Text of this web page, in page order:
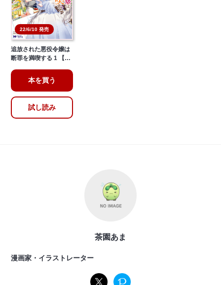
22/6/10 発売
追放された悪役令嬢は
断罪を満喫する 1 【…
本を買う
試し読み
茶園あま
漫画家・イラストレーター